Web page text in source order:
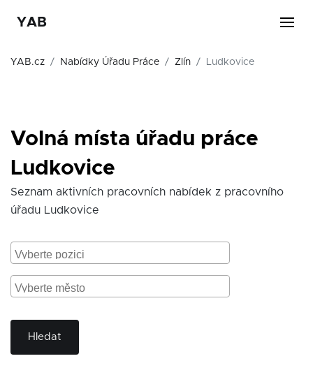
YAB
YAB.cz Nabídky Úřadu Práce Zlín Ludkovice
Volná místa úřadu práce
Ludkovice
Seznam aktivních pracovních nabídek z pracovního
úřadu Ludkovice
Hledat